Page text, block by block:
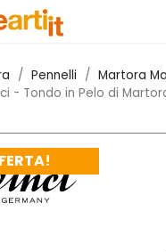
Pennelli
Martora
- Tondo in Pelo di